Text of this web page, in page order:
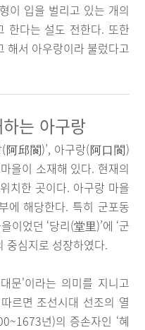
이 입을 벌리고 있는 개의
한다는 설도 전한다. 또한
해서 아우랑이라 불렀다고
는 아구랑
(阿邱閬)’, 아구랑(阿口閬)
을이 소재해 있다. 현재의
치한 곳이다. 아구랑 마을
에 해당한다. 특히 군포동
이었던 ‘당리(堂里)’에 ‘군
중심지로 성장하였다.
문'이라는 의미를 지니고
르면 조선시대 선조의 열
년)의 증손자인 ‘혜